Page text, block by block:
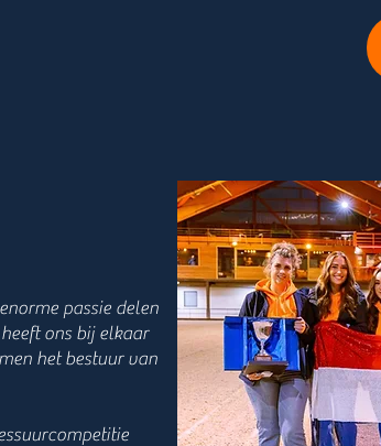
passie delen
ons bij elkaar
het bestuur van